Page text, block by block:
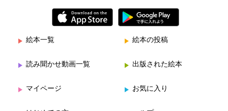
絵本一覧 絵本の投稿
読み聞かせ動画一覧 出版された絵本
マイページ お気に入り